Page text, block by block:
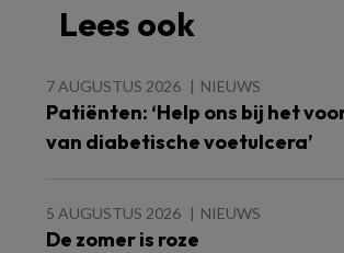
Lees ook
7 AUGUSTUS 2026 NIEUWS
Patiënten: ‘Help ons bij het
van diabetische voetulcera’
5 AUGUSTUS 2026 NIEUWS
De zomer is roze